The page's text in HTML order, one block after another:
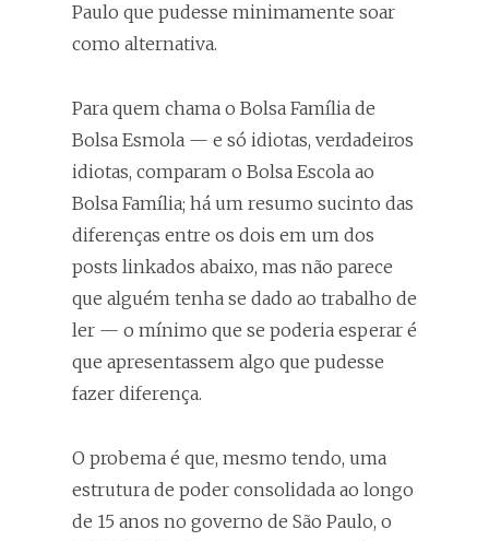
Paulo que pudesse minimamente soar
como alternativa.
Para quem chama o Bolsa Família de
Bolsa Esmola — e só idiotas, verdadeiros
idiotas, comparam o Bolsa Escola ao
Bolsa Família; há um resumo sucinto das
diferenças entre os dois em um dos
posts linkados abaixo, mas não parece
que alguém tenha se dado ao trabalho de
ler — o mínimo que se poderia esperar é
que apresentassem algo que pudesse
fazer diferença.
O probema é que, mesmo tendo, uma
estrutura de poder consolidada ao longo
de 15 anos no governo de São Paulo, o